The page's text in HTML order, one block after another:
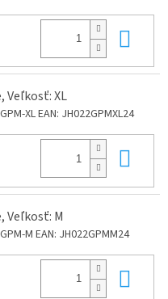
Veľkosť: XL
XLEAN: JH022GPMXL24
Veľkosť: M
M EAN: JH022GPMM24